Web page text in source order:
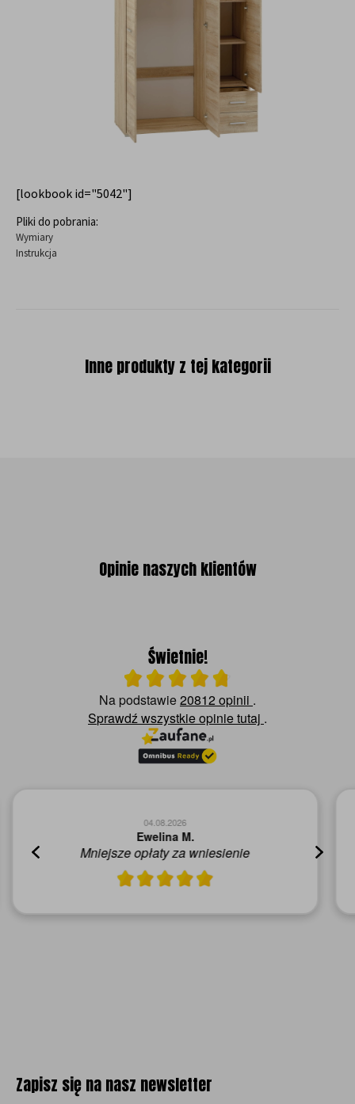
Inne produkty z tej kategorii
[lookbook id="5042"]
Pliki do pobrania:
Wymiary
Instrukcja
Opinie naszych klientów
Świetnie!
Ocena średnia 4.8 na 5
Na podstawie20812 opinii .
Sprawdź wszystkie opinietutaj .
04.08.2026
Czy polecisz nas innym? - Tak
Mirela G.
Zapisz się na nasz newsletter